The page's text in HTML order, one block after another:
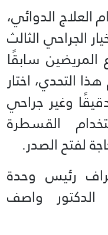
العلاج الدوائي،
الجراحي الثالث
سابقًا
التحدي، اختار
وغير جراحي
القسطرة
لفتح الصدر.
رئيس وحدة
الدكتور واصف